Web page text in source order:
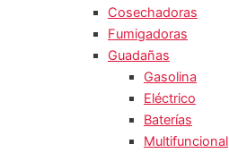
Cosechadoras
Fumigadoras
Guadañas
Gasolina
Eléctrico
Baterías
Multifuncional